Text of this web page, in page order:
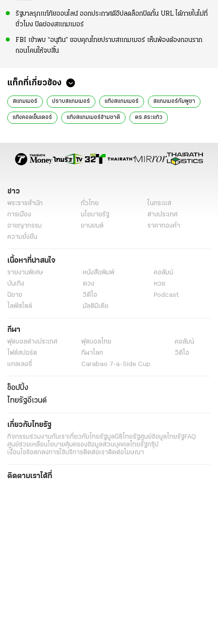
รัฐบาลรุกแก้ภัยออนไลน์ ออกประกาศดีอีปลดล็อกปิดกั้น URL ได้ภายในไม่กี่
ชั่วโมง ปิดช่องสแกมเมอร์
FBI เข้าพบ “อนุทิน” ขอบคุณไทยปราบสแกมเมอร์ เห็นพ้องต้องถอนราก
ถอนโคนให้จบสิ้น
แท็กที่เกี่ยวข้อง
สแกมเมอร์ ปราบสแกมเมอร์ แก๊งสแกมเมอร์ สแกมเมอร์กัมพูชา
แก๊งคอลเซ็นเตอร์ แก๊งสแกมเมอร์ข้ามชาติ ตร.สระแก้ว
ข่าว
พระราชสำนัก ทั่วไทย
ในกระแส
การเมือง
นโยบายรัฐ
ต่างประเทศ
อาชญากรรม
ยานยนต์
ราคาทองคำ
ความยั่งยืน
เนื้อหาที่น่าสนใจ
รายงานพิเศษ หนังสือพิมพ์
คอลัมน์
บันเทิง
ดวง
หวย
นิยาย
วิดีโอ
Podcast
ไลฟ์สไตล์
มัลติมีเดีย
กีฬา
ฟุตบอลต่่างประเทศ ฟุตบอลไทย
คอลัมน์
ไฟต์สปอร์ต
กีฬาโลก
วิดีโอ
แกลเลอรี่
Carabao 7-a-Side Cup
ช็อปปิ้ง
ไทยรัฐอีเวนต์
เกี่ยวกับไทยรัฐ
กิจกรรมร่วมงานกับเราเกี่ยวกับไทยรัฐมูลนิธิไทยรัฐศูนย์ข้อมูลไทยรัฐFAQ
ศูนย์ช่วยเหลือนโยบายคุ้มครองข้อมูลส่วนบุคคลไทยรัฐกรุ๊ป
เงื่อนไขข้อตกลงการใช้บริการติดต่อเราติดต่อโฆษณา
ติดตามเราได้ที่